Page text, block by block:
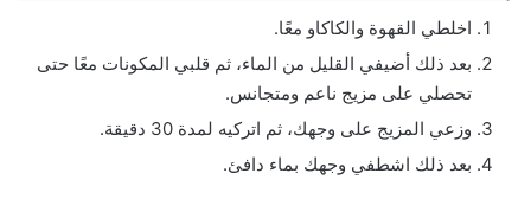
اخلطي القهوة والكاكاو معًا.
بعد ذلك أضيفي القليل من الماء، ثم قلبي المكونات معًا حتى
تحصلي على مزيج ناعم ومتجانس.
وزعي المزيج على وجهك، ثم اتركيه لمدة 30 دقيقة.
بعد ذلك اشطفي وجهك بماء دافئ.